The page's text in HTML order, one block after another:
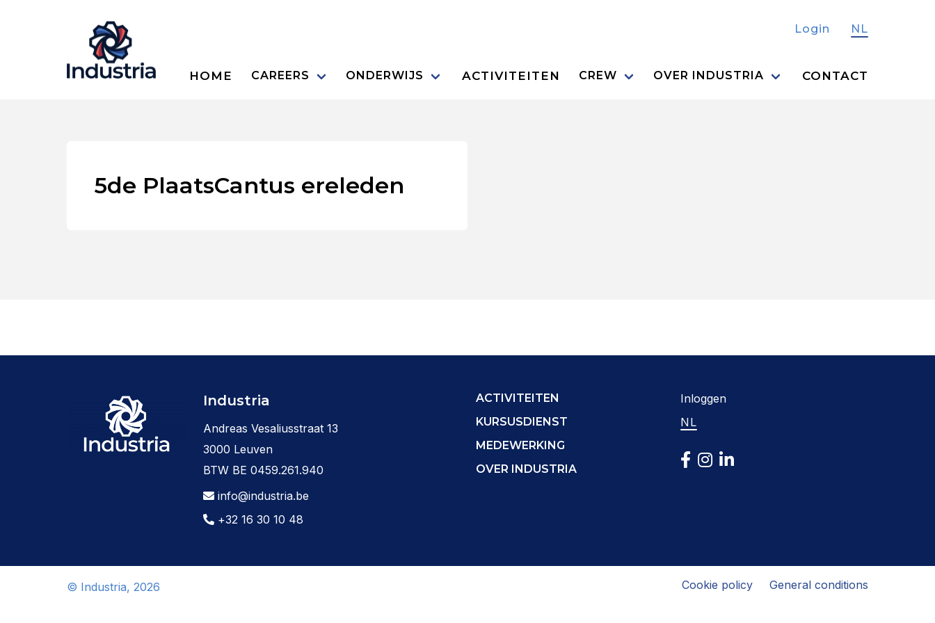
Login NL
HOME CAREERS ONDERWIJS ACTIVITEITEN CREW OVER INDUSTRIA CONTACT
5de PlaatsCantus ereleden
Industria
Andreas Vesaliusstraat 13
3000 Leuven
BTW BE 0459.261.940
info@industria.be
+32 16 30 10 48
ACTIVITEITEN
KURSUSDIENST
MEDEWERKING
OVER INDUSTRIA
Inloggen
NL
© Industria, 2026 Cookie policy General conditions